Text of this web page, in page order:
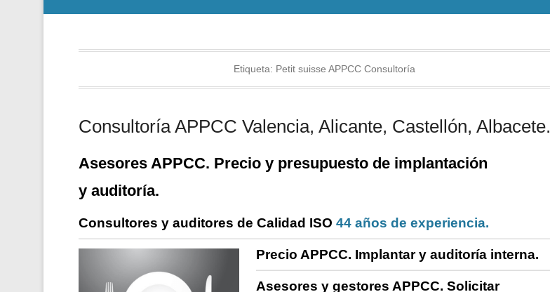
Etiqueta: Petit suisse APPCC Consultoría
Consultoría APPCC Valencia, Alicante, Castellón, Albacete.
Asesores APPCC. Precio y presupuesto de implantación
y auditoría.
Consultores y auditores de Calidad ISO 44 años de experiencia.
Precio APPCC. Implantar y auditoría interna.
Asesores y gestores APPCC. Solicitar